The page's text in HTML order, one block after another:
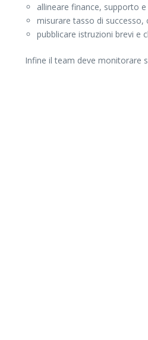
allineare finance, supporto
misurare tasso di successo,
pubblicare istruzioni brevi e
Infine il team deve monitorare